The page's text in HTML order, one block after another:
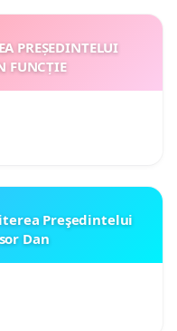
PREȘEDINTELUI
FUNCȚIE
Preşedintelui
Dan